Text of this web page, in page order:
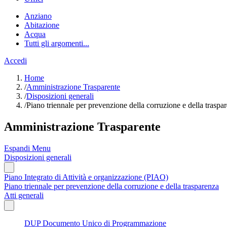
Anziano
Abitazione
Acqua
Tutti gli argomenti...
Accedi
Home
/Amministrazione Trasparente
/Disposizioni generali
/Piano triennale per prevenzione della corruzione e della
Amministrazione Trasparente
Espandi Menu
Disposizioni generali
Piano Integrato di Attività e organizzazione (PIAO)
Piano triennale per prevenzione della corruzione e della trasparenza
Atti generali
DUP Documento Unico di Programmazione